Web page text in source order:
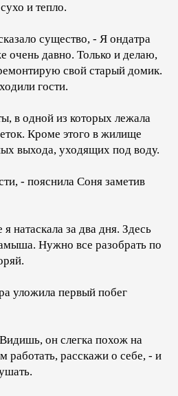
и тепло.
существо, - Я ондатра
очень давно. Только и делаю,
свой старый домик.
гости.
в одной из которых лежала
Кроме этого в жилище
выхода, уходящих под воду.
- пояснила Соня заметив
натаскала за два дня. Здесь
Нужно все разобрать по
уложила первый побег
он слегка похож на
работать, расскажи о себе, - и